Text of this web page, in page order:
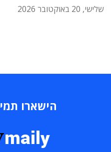
שלישי, 20 באוקטובר 2026
הישארו
maily